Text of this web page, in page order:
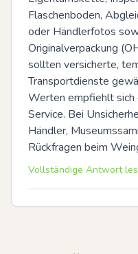
Flaschenboden,
oder Händlerfotos
Originalverpackung
sollten versicherte,
Transportdienste
Werten empfiehlt sich
Service. Bei
Händler,
Rückfragen beim
Vollständige Antwort